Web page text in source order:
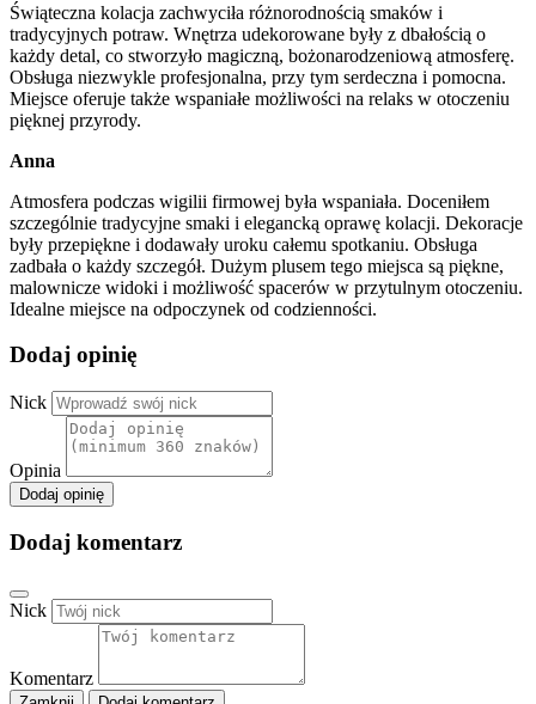
Świąteczna kolacja zachwyciła różnorodnością smaków i
tradycyjnych potraw. Wnętrza udekorowane były z dbałością o
każdy detal, co stworzyło magiczną, bożonarodzeniową atmosferę.
Obsługa niezwykle profesjonalna, przy tym serdeczna i pomocna.
Miejsce oferuje także wspaniałe możliwości na relaks w otoczeniu
pięknej przyrody.
Anna
Atmosfera podczas wigilii firmowej była wspaniała. Doceniłem
szczególnie tradycyjne smaki i elegancką oprawę kolacji. Dekoracje
były przepiękne i dodawały uroku całemu spotkaniu. Obsługa
zadbała o każdy szczegół. Dużym plusem tego miejsca są piękne,
malownicze widoki i możliwość spacerów w przytulnym otoczeniu.
Idealne miejsce na odpoczynek od codzienności.
Dodaj opinię
Nick
Opinia
Dodaj opinię
Dodaj komentarz
Nick
Komentarz